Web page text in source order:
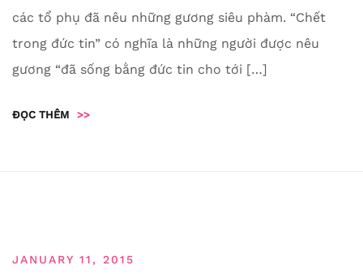
các tổ phụ đã nêu những gương siêu phàm. “Chết
trong đức tin” có nghĩa là những người được nêu
gương “đã sống bằng đức tin cho tới […]
ĐỌC THÊM >>
JANUARY 11, 2015